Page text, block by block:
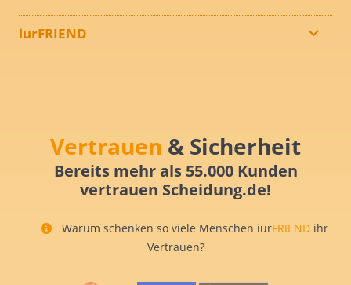
iurFRIEND
Vertrauen & Sicherheit
Bereits mehr als 55.000 Kunden
vertrauen Scheidung.de!
Warum schenken so viele Menschen iurFRIEND ihr
Vertrauen?